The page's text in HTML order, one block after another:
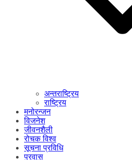
अन्तराष्ट्रिय
राष्ट्रिय
मनोरन्जन
विजनेश
जीवनशैली
रोचक विश्व
सूचना प्रविधि
प्रवास